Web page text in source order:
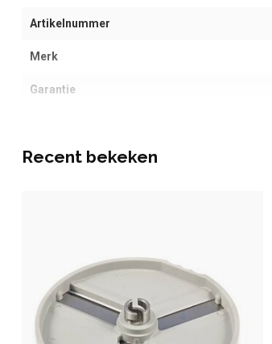
Artikelnummer
Merk
Garantie
Recent bekeken